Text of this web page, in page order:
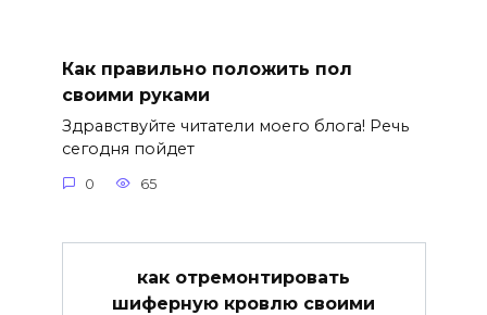
Как правильно положить пол
своими руками
Здравствуйте читатели моего блога! Речь
сегодня пойдет
0 65
как отремонтировать
шиферную кровлю своими